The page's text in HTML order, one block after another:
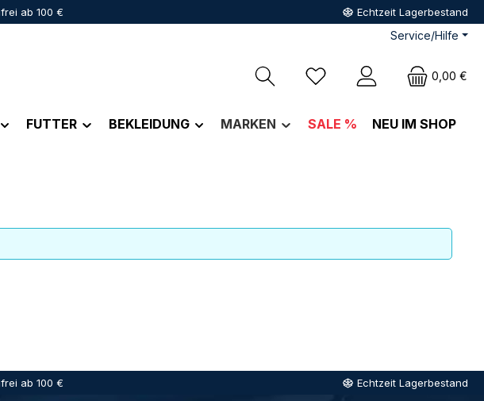
ab 100 € Echtzeit Lagerbestand
Service/Hilfe
Du hast 0 Produkte auf dem
0,00 €
FUTTER BEKLEIDUNG MARKEN SALE % NEU IM SHOP
ab 100 € Echtzeit Lagerbestand